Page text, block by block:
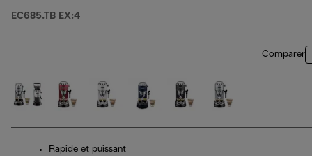
EC685.TB EX:4
Comparer
Rapide et puissant